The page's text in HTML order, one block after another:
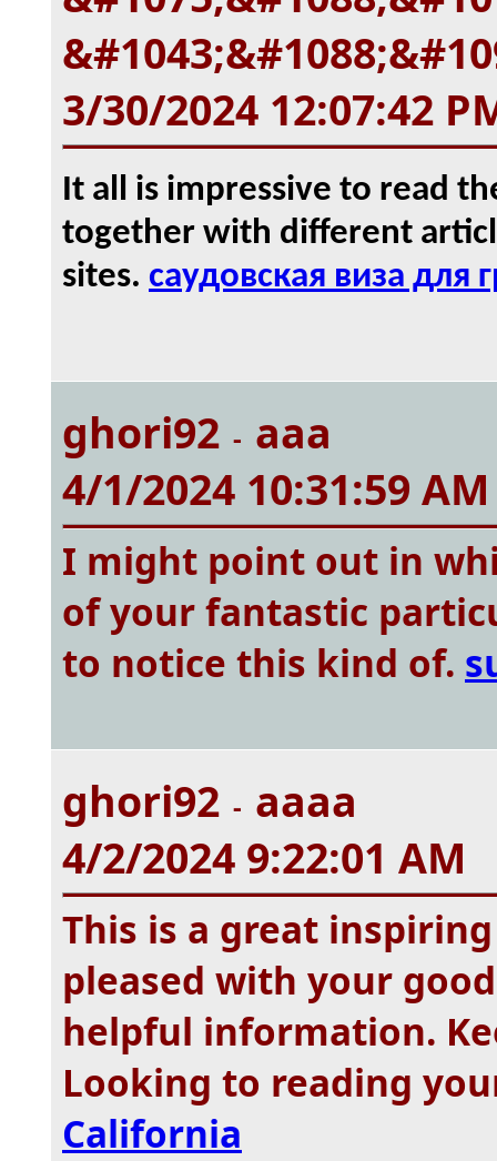
3/30/2024 12:07:42
It all is impressive to read
together with different
sites. саудовская виза для
ghori92 - aaa
4/1/2024 10:31:59 AM
I might point out in
of your fantastic
to notice this kind of.
ghori92 - aaaa
4/2/2024 9:22:01 AM
This is a great
pleased with your
helpful information.
Looking to reading
California